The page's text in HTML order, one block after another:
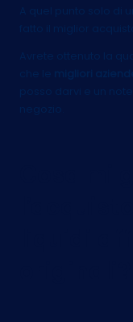
A quel punto solo di
fatto il miglior
Avrete ottenuto la
che le
migliori
posso darvi e un
negozio.